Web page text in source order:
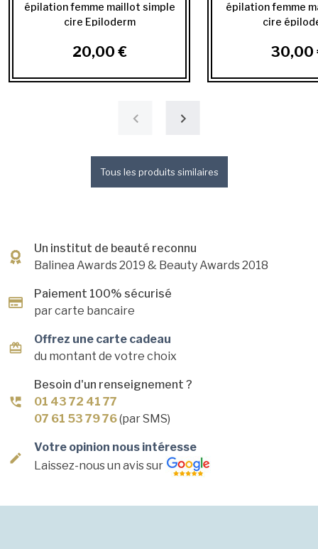
épilation femme maillot simple
cire Epiloderm
20,00 €
épilation femme
cire
30,00
Tous les produits similaires
Un institut de beauté reconnu
Balinea Awards 2019 & Beauty Awards 2018
Paiement 100% sécurisé
par carte bancaire
Offrez une carte cadeau
du montant de votre choix
Besoin d'un renseignement ?
01 43 72 41 77
07 61 53 79 76(par SMS)
Votre opinion nous intéresse
Laissez-nous un avis sur